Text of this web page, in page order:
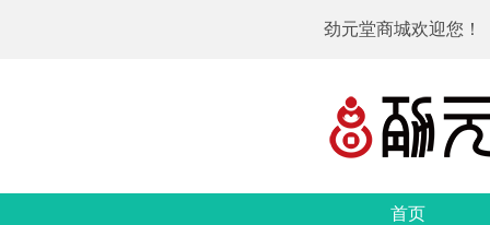
劲元堂商城欢迎您！
首页